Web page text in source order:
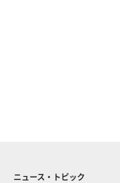
ニュース・トピック